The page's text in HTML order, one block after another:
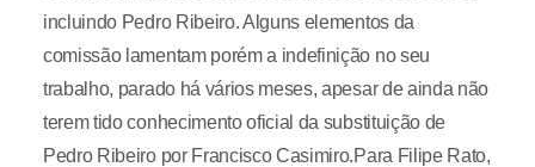
incluindo Pedro Ribeiro. Alguns elementos da
comissão lamentam porém a indefinição no seu
trabalho, parado há vários meses, apesar de ainda não
terem tido conhecimento oficial da substituição de
Pedro Ribeiro por Francisco Casimiro.Para Filipe Rato,